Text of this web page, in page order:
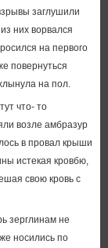
заглушили
них ворвался
на первого
повернуться
на пол.
что- то
возле амбразур
в провал крыши
истекая кровбю,
свою кровь с
зерглинам не
носились по